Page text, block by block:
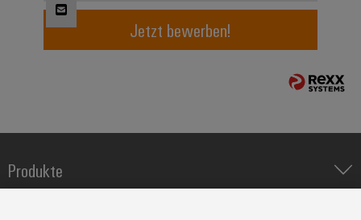
die
Wasser-
die
Industrieleuchte
Infrastructure
Jetzt bewerben!
Produkte